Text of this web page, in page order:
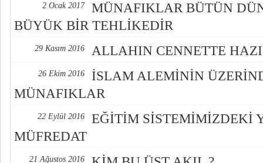
2 Ocak 2017
MÜNAFIKLAR BÜTÜN
BÜYÜK BİR TEHLİKEDİR
29 Kasım 2016 ALLAHIN CENNETTE
26 Ekim 2016
İSLAM ALEMİNİN
MÜNAFIKLAR
22 Eylül 2016
EĞİTİM SİSTEMİMİZDEKİ
MÜFREDAT
21 Ağustos 2016